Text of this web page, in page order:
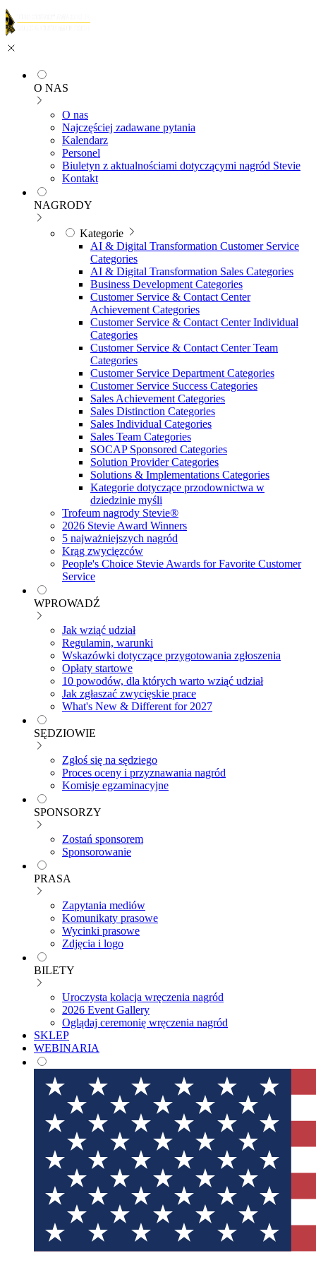
O NAS
O nas
Najczęściej zadawane pytania
Kalendarz
Personel
Biuletyn z aktualnościami dotyczącymi nagród Stevie
Kontakt
NAGRODY
Kategorie
AI & Digital Transformation Customer Service
Categories
AI & Digital Transformation Sales Categories
Business Development Categories
Customer Service & Contact Center
Achievement Categories
Customer Service & Contact Center Individual
Categories
Customer Service & Contact Center Team
Categories
Customer Service Department Categories
Customer Service Success Categories
Sales Achievement Categories
Sales Distinction Categories
Sales Individual Categories
Sales Team Categories
SOCAP Sponsored Categories
Solution Provider Categories
Solutions & Implementations Categories
Kategorie dotyczące przodownictwa w
dziedzinie myśli
Trofeum nagrody Stevie®
2026 Stevie Award Winners
5 najważniejszych nagród
Krąg zwycięzców
People's Choice Stevie Awards for Favorite Customer
Service
WPROWADŹ
Jak wziąć udział
Regulamin, warunki
Wskazówki dotyczące przygotowania zgłoszenia
Opłaty startowe
10 powodów, dla których warto wziąć udział
Jak zgłaszać zwycięskie prace
What's New & Different for 2027
SĘDZIOWIE
Zgłoś się na sędziego
Proces oceny i przyznawania nagród
Komisje egzaminacyjne
SPONSORZY
Zostań sponsorem
Sponsorowanie
PRASA
Zapytania mediów
Komunikaty prasowe
Wycinki prasowe
Zdjęcia i logo
BILETY
Uroczysta kolacja wręczenia nagród
2026 Event Gallery
Oglądaj ceremonię wręczenia nagród
SKLEP
WEBINARIA